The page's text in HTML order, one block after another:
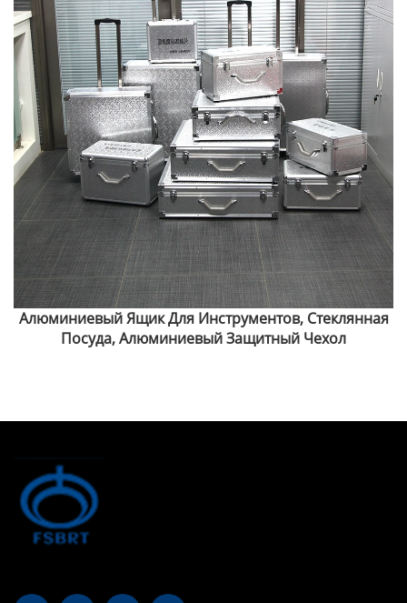
Алюминиевый Ящик Для Инструментов, Стеклянная
Посуда, Алюминиевый Защитный Чехол